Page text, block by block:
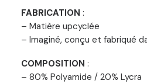
FABRICATION :
– Matière upcyclée
– Imaginé, conçu et fabriqué
COMPOSITION :
– 80% Polyamide / 20% Lycra